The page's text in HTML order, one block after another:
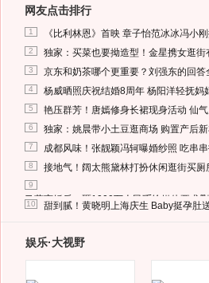
网友点击排行
1 《比利林恩》首映 章子怡范冰冰冯小
2 独家：买菜也要拗造型！金星携女逛街
3 京东和奶茶哪个更重要？刘强东的回答
4 杨威晒照庆祝结婚8周年 杨阳洋轻抚妈
5 艳压群芳！唐嫣修身长裙现身活动 仙气
6 独家：姚晨带小土豆逛商场 购置产后
7 成都风味！张靓颖冯轲曝婚纱照 吃串
8 接地气！阔太熊黛林打扮休闲逛街买厕
9
马蓉离婚后，砸1000万人民币给媒体要求删
10 甜到腻！黄晓明上海庆生 Baby挺孕肚
娱乐·大视野